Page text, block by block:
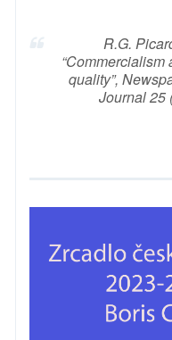
➥
R.G.
quality”,
Journal 25